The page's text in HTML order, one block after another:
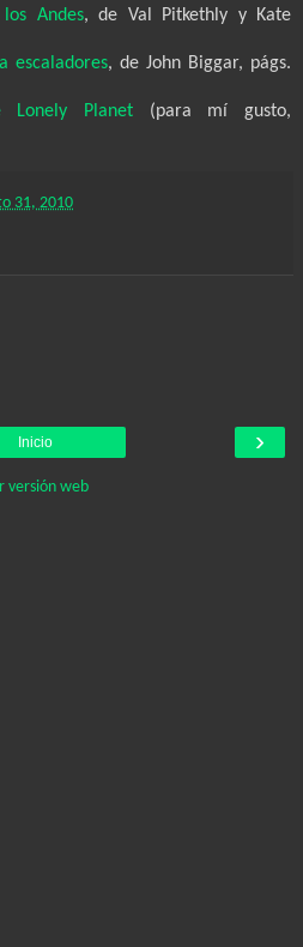
Andes, de Val Pitkethly y Kate
escaladores, de John Biggar, págs.
Planet (para mí gusto,
31, 2010
›
Inicio
versión web